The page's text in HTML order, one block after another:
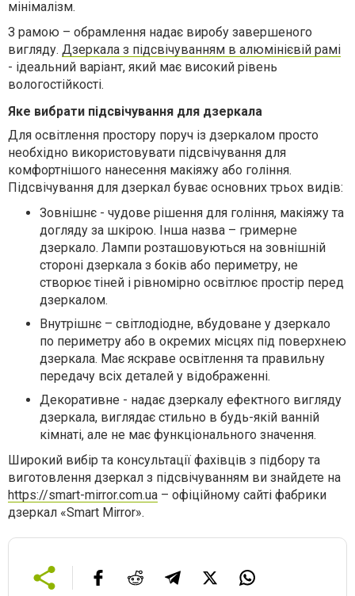
мінімалізм.
З рамою – обрамлення надає виробу завершеного
вигляду. Дзеркала з підсвічуванням в алюмінієвій рамі
- ідеальний варіант, який має високий рівень
вологостійкості.
Яке вибрати підсвічування для дзеркала
Для освітлення простору поруч із дзеркалом просто
необхідно використовувати підсвічування для
комфортнішого нанесення макіяжу або гоління.
Підсвічування для дзеркал буває основних трьох видів:
Зовнішнє - чудове рішення для гоління, макіяжу та
догляду за шкірою. Інша назва – гримерне
дзеркало. Лампи розташовуються на зовнішній
стороні дзеркала з боків або периметру, не
створює тіней і рівномірно освітлює простір перед
дзеркалом.
Внутрішнє – світлодіодне, вбудоване у дзеркало
по периметру або в окремих місцях під поверхнею
дзеркала. Має яскраве освітлення та правильну
передачу всіх деталей у відображенні.
Декоративне - надає дзеркалу ефектного вигляду
дзеркала, виглядає стильно в будь-якій ванній
кімнаті, але не має функціонального значення.
Широкий вибір та консультації фахівців з підбору та
виготовлення дзеркал з підсвічуванням ви знайдете на
https://smart-mirror.com.ua – офіційному сайті фабрики
дзеркал «Smart Mirror».